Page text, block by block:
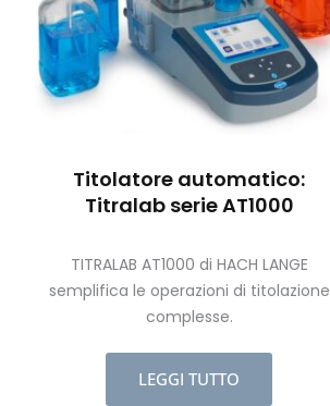
Titolatore automatico:
Titralab serie AT1000
TITRALAB AT1000 di HACH LANGE
semplifica le operazioni di titolazione
complesse.
LEGGI TUTTO